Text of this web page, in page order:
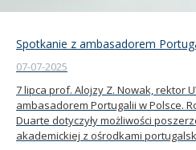
Pracownik
Kandydat
Spotkanie z ambasadorem
07-07-2025
7 lipca prof. Alojzy Z. Nowak, rektor
ambasadorem Portugalii w Polsce.
Duarte dotyczyły możliwości
akademickiej z ośrodkami